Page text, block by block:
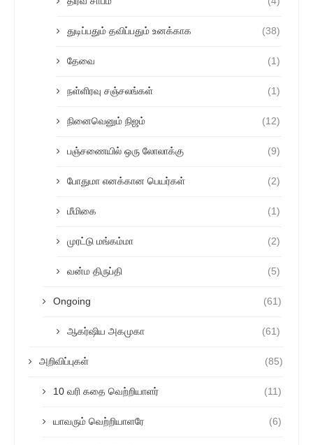
துடிப்பதும் தவிப்பதும் உனக்காக (38)
தேவை (1)
நள்ளிரவு சஞ்சலங்கள் (1)
நினைவெனும் நிஜம் (12)
பஞ்சணையில் ஒரு லோலாக்கு (9)
போதுமா எனக்கான பெயர்கள் (2)
மீமிகை (1)
முரட்டு மங்கம்மா (2)
வன்ம திருப்தி (5)
Ongoing (61)
ஆகர்ஷிய அகமுகா (61)
அறிவிப்புகள் (85)
10 வரி கதை வெற்றியாளர் (11)
யாவரும் வெற்றியாளரே (6)